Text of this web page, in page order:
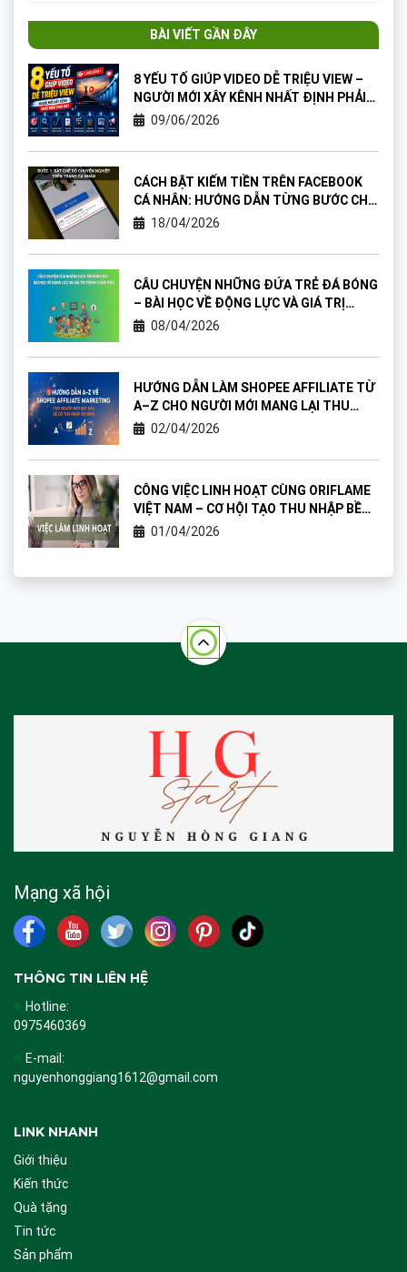
BÀI VIẾT GẦN ĐÂY
8 YẾU TỐ GIÚP VIDEO DỄ TRIỆU VIEW –
NGƯỜI MỚI XÂY KÊNH NHẤT ĐỊNH PHẢI
BIẾT09/06/2026
CÁCH BẬT KIẾM TIỀN TRÊN FACEBOOK
CÁ NHÂN: HƯỚNG DẪN TỪNG BƯỚC CHO
NGƯỜI MỚI
18/04/2026
CÂU CHUYỆN NHỮNG ĐỨA TRẺ ĐÁ BÓNG
– BÀI HỌC VỀ ĐỘNG LỰC VÀ GIÁ TRỊ
TRONG CÔNG VIỆC
08/04/2026
HƯỚNG DẪN LÀM SHOPEE AFFILIATE TỪ
A–Z CHO NGƯỜI MỚI MANG LẠI THU
NHẬP ỔN ĐỊNH
02/04/2026
CÔNG VIỆC LINH HOẠT CÙNG ORIFLAME
VIỆT NAM – CƠ HỘI TẠO THU NHẬP BỀN
VỮNG01/04/2026
Mạng xã hội
THÔNG TIN LIÊN HỆ
Hotline:
0975460369
E-mail:
nguyenhonggiang1612@gmail.com
LINK NHANH
Giới thiệu
Kiến thức
Quà tặng
Tin tức
Sản phẩm